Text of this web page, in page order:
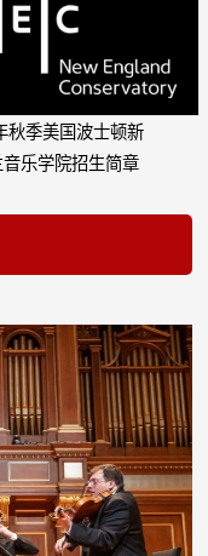
秋季美国波士顿新
乐学院招生简章